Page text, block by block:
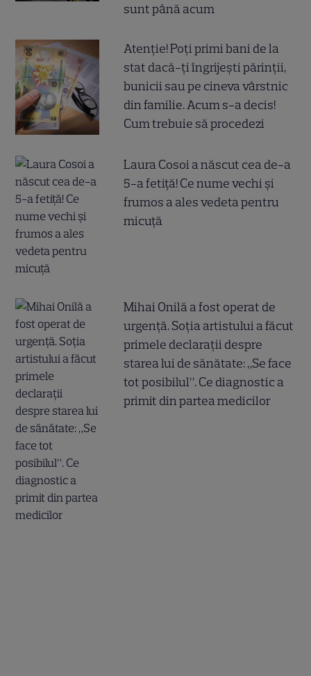
sunt până acum
Atenție! Poți primi bani de la
stat dacă-ți îngrijești părinții,
bunicii sau pe cineva vârstnic
din familie. Acum s-a decis!
Cum trebuie să procedezi
Laura Cosoi a născut cea de-a
5-a fetiță! Ce nume vechi și
frumos a ales vedeta pentru
micuță
Mihai Onilă a fost operat de
urgență. Soția artistului a făcut
primele declarații despre
starea lui de sănătate: „Se face
tot posibilul”. Ce diagnostic a
primit din partea medicilor